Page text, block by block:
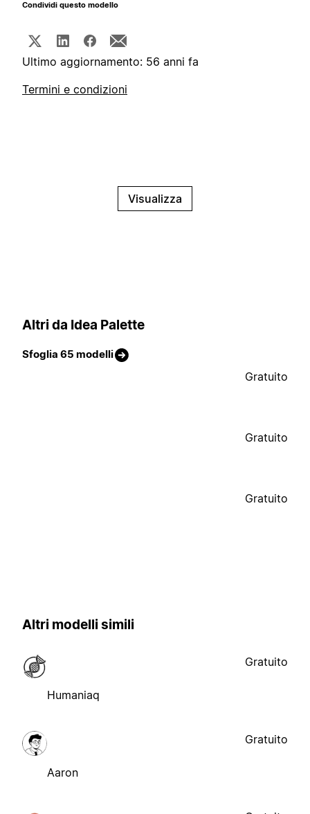
Condividi questo modello
Ultimo aggiornamento: 56 anni fa
Termini e condizioni
Visualizza
Altri da Idea Palette
Sfoglia 65 modelli
Gratuito
Gratuito
Gratuito
Altri modelli simili
Humaniaq
Gratuito
Aaron
Gratuito